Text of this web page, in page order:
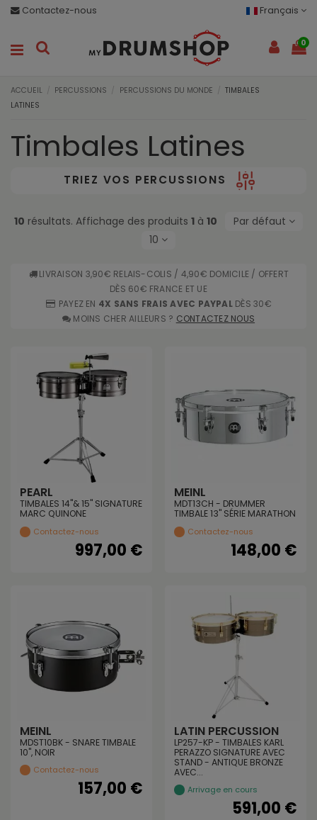
Contactez-nous Français
0
ACCUEIL PERCUSSIONS PERCUSSIONS DU MONDE
TIMBALES
LATINES
Timbales Latines
TRIEZ VOS PERCUSSIONS
10 résultats. Affichage des produits1 à10
Par défaut
10
LIVRAISON 3,90€ RELAIS-COLIS / 4,90€ DOMICILE / OFFERT
DÈS 60€ FRANCE ET UE
PAYEZ EN 4X SANS FRAIS AVEC PAYPALDÈS 30€
MOINS CHER AILLEURS ? CONTACTEZ NOUS
PEARL
TIMBALES 14"& 15" SIGNATURE
MARC QUINONE
Contactez-nous
997,00 €
MEINL
MDT13CH - DRUMMER
TIMBALE 13" SÉRIE MARATHON
Contactez-nous
148,00 €
MEINL
MDST10BK - SNARE TIMBALE
10", NOIR
Contactez-nous
157,00 €
LATIN PERCUSSION
LP257-KP - TIMBALES KARL
PERAZZO SIGNATURE AVEC
STAND - ANTIQUE BRONZE
AVEC...
Arrivage en cours
591,00 €